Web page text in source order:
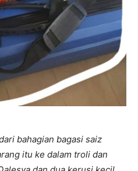
bahagian bagasi saiz
itu ke dalam troli dan